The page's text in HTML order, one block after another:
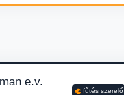
fűtés szerelő